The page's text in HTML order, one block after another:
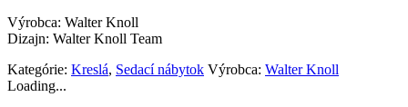
Výrobca: Walter Knoll
Dizajn: Walter Knoll Team
Kategórie: Kreslá, Sedací nábytok Výrobca: Walter Knoll
Loading...